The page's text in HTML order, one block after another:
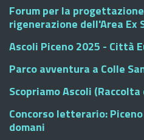
Forum per la
rigenerazione dell'Area Ex
Ascoli Piceno 2025 - Città
Parco avventura a Colle
Scopriamo Ascoli
Concorso letterario:
domani